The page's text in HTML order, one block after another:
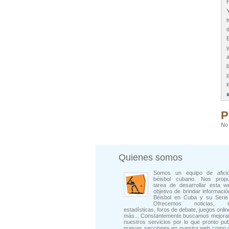
Quienes somos
Somos un equipo de
béisbol cubano. Nos
tarea de desarrollar esta
objetivo de brindar
Béisbol en Cuba y su Serie
Ofrecemos noticias,
estadísticas, foros de debate, juegos
más... Constantemente buscamos
nuestros servicios por lo que pronto